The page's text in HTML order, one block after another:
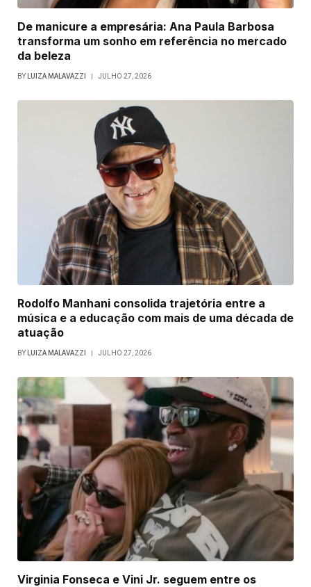
De manicure a empresária: Ana Paula Barbosa
transforma um sonho em referência no mercado
da beleza
BY LUIZA MALAVAZZI JULHO 27, 2026
Rodolfo Manhani consolida trajetória entre a
música e a educação com mais de uma década de
atuação
BY LUIZA MALAVAZZI JULHO 27, 2026
Virginia Fonseca e Vini Jr. seguem entre os